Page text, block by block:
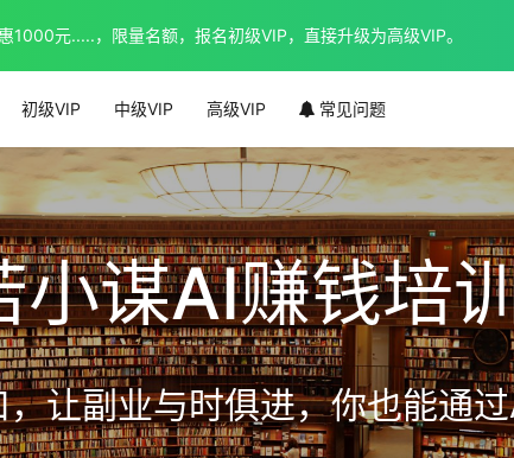
初级VIP 中级VIP 高级VIP 常见问题
小谋AI赚钱培
让副业与时俱进，你也能通
元.....，限量名额，报名初级VIP，直接升级为高级VIP。